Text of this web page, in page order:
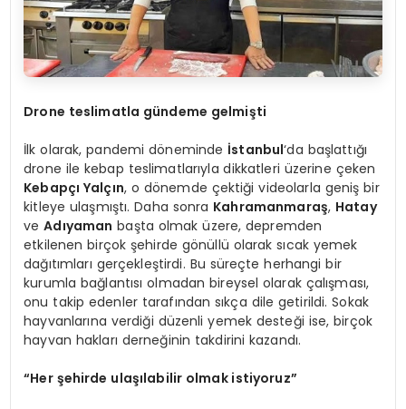
Drone teslimatla gündeme gelmişti
İlk olarak, pandemi döneminde İstanbul‘da başlattığı
drone ile kebap teslimatlarıyla dikkatleri üzerine çeken
Kebapçı Yalçın, o dönemde çektiği videolarla geniş bir
kitleye ulaşmıştı. Daha sonra Kahramanmaraş, Hatay
veAdıyaman başta olmak üzere, depremden
etkilenen birçok şehirde gönüllü olarak sıcak yemek
dağıtımları gerçekleştirdi. Bu süreçte herhangi bir
kurumla bağlantısı olmadan bireysel olarak çalışması,
onu takip edenler tarafından sıkça dile getirildi. Sokak
hayvanlarına verdiği düzenli yemek desteği ise, birçok
hayvan hakları derneğinin takdirini kazandı.
“Her şehirde ulaşılabilir olmak istiyoruz”